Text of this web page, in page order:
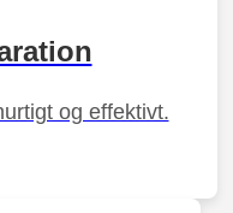
og effektivt.